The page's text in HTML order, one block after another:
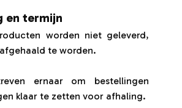
en termijn
worden niet geleverd,
te worden.
ernaar om bestellingen
klaar te zetten voor afhaling.